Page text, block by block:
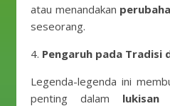
atau menandakan
seseorang.
4. Pengaruh pada Tradisi
Legenda-legenda ini
penting dalam lukisan